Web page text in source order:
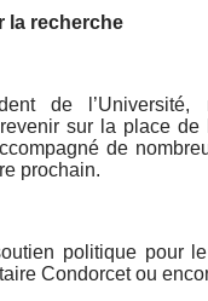
la recherche
de
revenir sur la place
de
prochain.
politique pour
Condorcet ou